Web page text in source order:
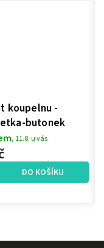
Vyprat prádlo
magnetka-
Skladem